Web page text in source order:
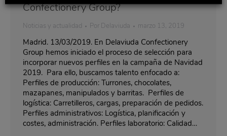
Confectionery Group?
Noticias y actualidad Por Delaviuda marzo 13, 2019
Madrid. 13/03/2019. En Delaviuda Confectionery
Group hemos iniciado el proceso de selección para
incorporar nuevos perfiles en la campaña de Navidad
2019. Para ello, buscamos talento enfocado a:
Perfiles de producción: Turrones, chocolates,
mazapanes, manipulados y barritas. Perfiles de
logística: Carretilleros, cargas, preparación de pedidos.
Perfiles administrativos: Logística, planificación y
costes, administración. Perfiles laboratorio: Calidad…